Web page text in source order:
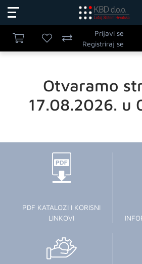
Prijavi se
Registriraj se
Otvaramo
17.08.2026. u
PDF KATALOZI I KORISNI
LINKOVI